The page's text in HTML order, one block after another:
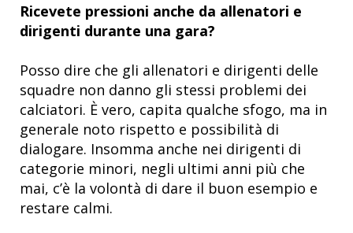
Ricevete pressioni anche da allenatori e
dirigenti durante una gara?
Posso dire che gli allenatori e dirigenti delle
squadre non danno gli stessi problemi dei
calciatori. È vero, capita qualche sfogo, ma in
generale noto rispetto e possibilità di
dialogare. Insomma anche nei dirigenti di
categorie minori, negli ultimi anni più che
mai, c’è la volontà di dare il buon esempio e
restare calmi.